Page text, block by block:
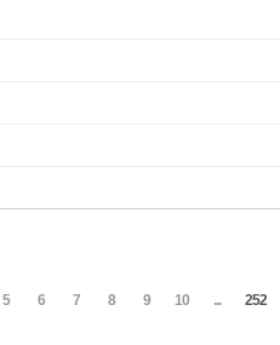
5 6 7 8 9 10 ... 252